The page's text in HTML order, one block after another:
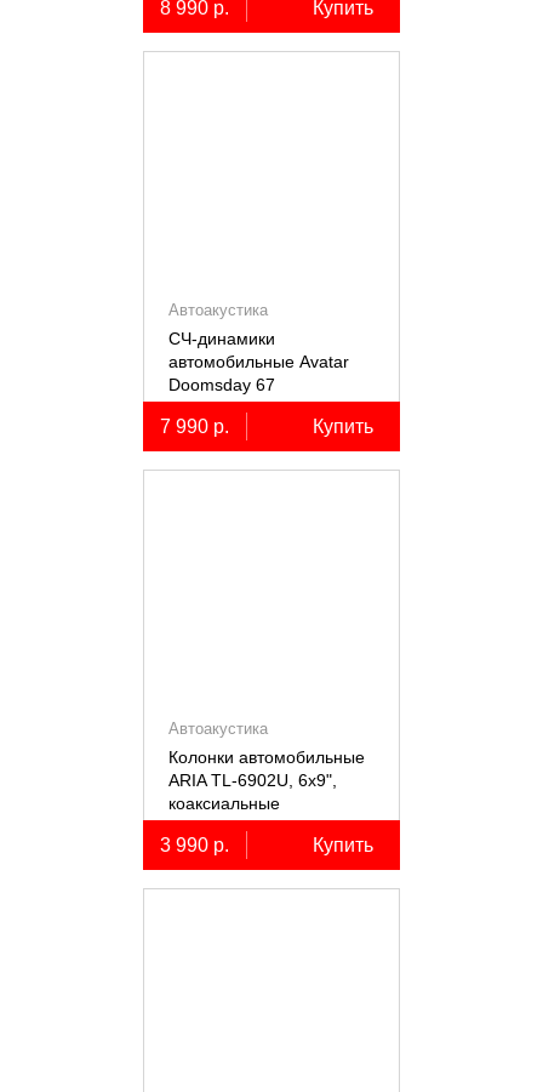
8 990 р. Купить
Автоакустика
СЧ-динамики
автомобильные Avatar
Doomsday 67
7 990 р. Купить
Автоакустика
Колонки автомобильные
ARIA TL-6902U, 6х9",
коаксиальные
трёхполосные, 2 шт.
3 990 р. Купить